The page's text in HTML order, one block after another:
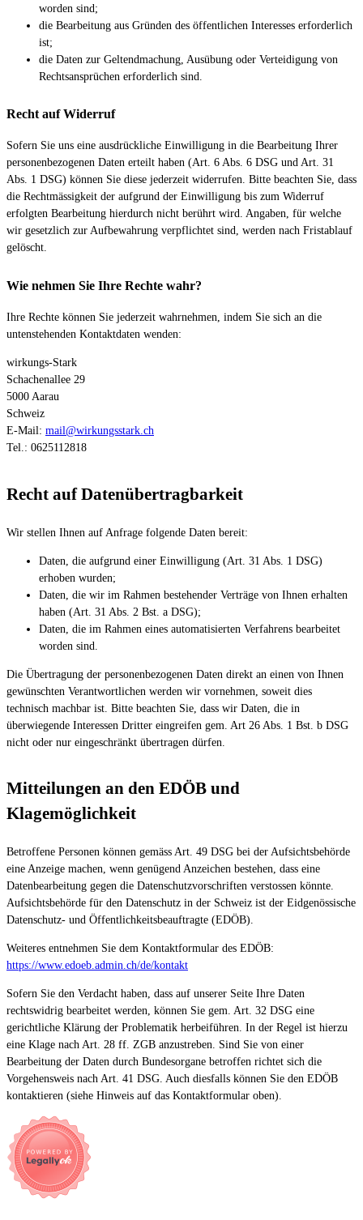
worden sind;
die Bearbeitung aus Gründen des öffentlichen Interesses erforderlich
ist;
die Daten zur Geltendmachung, Ausübung oder Verteidigung von
Rechtsansprüchen erforderlich sind.
Recht auf Widerruf
Sofern Sie uns eine ausdrückliche Einwilligung in die Bearbeitung Ihrer
personenbezogenen Daten erteilt haben (Art. 6 Abs. 6 DSG und Art. 31
Abs. 1 DSG) können Sie diese jederzeit widerrufen. Bitte beachten Sie, dass
die Rechtmässigkeit der aufgrund der Einwilligung bis zum Widerruf
erfolgten Bearbeitung hierdurch nicht berührt wird. Angaben, für welche
wir gesetzlich zur Aufbewahrung verpflichtet sind, werden nach Fristablauf
gelöscht.
Wie nehmen Sie Ihre Rechte wahr?
Ihre Rechte können Sie jederzeit wahrnehmen, indem Sie sich an die
untenstehenden Kontaktdaten wenden:
wirkungs-Stark
Schachenallee 29
5000 Aarau
Schweiz
E-Mail: mail@wirkungsstark.ch
Tel.: 0625112818
Recht auf Datenübertragbarkeit
Wir stellen Ihnen auf Anfrage folgende Daten bereit:
Daten, die aufgrund einer Einwilligung (Art. 31 Abs. 1 DSG)
erhoben wurden;
Daten, die wir im Rahmen bestehender Verträge von Ihnen erhalten
haben (Art. 31 Abs. 2 Bst. a DSG);
Daten, die im Rahmen eines automatisierten Verfahrens bearbeitet
worden sind.
Die Übertragung der personenbezogenen Daten direkt an einen von Ihnen
gewünschten Verantwortlichen werden wir vornehmen, soweit dies
technisch machbar ist. Bitte beachten Sie, dass wir Daten, die in
überwiegende Interessen Dritter eingreifen gem. Art 26 Abs. 1 Bst. b DSG
nicht oder nur eingeschränkt übertragen dürfen.
Mitteilungen an den EDÖB und
Klagemöglichkeit
Betroffene Personen können gemäss Art. 49 DSG bei der Aufsichtsbehörde
eine Anzeige machen, wenn genügend Anzeichen bestehen, dass eine
Datenbearbeitung gegen die Datenschutzvorschriften verstossen könnte.
Aufsichtsbehörde für den Datenschutz in der Schweiz ist der Eidgenössische
Datenschutz- und Öffentlichkeitsbeauftragte (EDÖB).
Weiteres entnehmen Sie dem Kontaktformular des EDÖB:
https://www.edoeb.admin.ch/de/kontakt
Sofern Sie den Verdacht haben, dass auf unserer Seite Ihre Daten
rechtswidrig bearbeitet werden, können Sie gem. Art. 32 DSG eine
gerichtliche Klärung der Problematik herbeiführen. In der Regel ist hierzu
eine Klage nach Art. 28 ff. ZGB anzustreben. Sind Sie von einer
Bearbeitung der Daten durch Bundesorgane betroffen richtet sich die
Vorgehensweis nach Art. 41 DSG. Auch diesfalls können Sie den EDÖB
kontaktieren (siehe Hinweis auf das Kontaktformular oben).